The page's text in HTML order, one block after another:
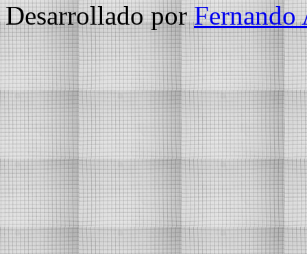
Desarrollado porFernando